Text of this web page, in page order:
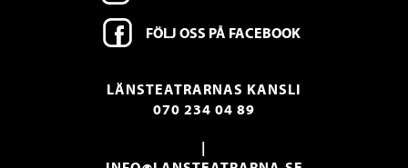
FÖLJ OSS PÅ FACEBOOK
LÄNSTEATRARNAS KANSLI
070 234 04 89
|